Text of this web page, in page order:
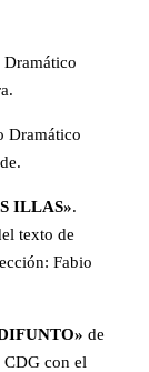
Dramático
Dramático
ILLAS».
texto de
Fabio
de
con el